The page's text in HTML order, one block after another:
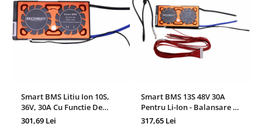
Smart BMS Litiu Ion 10S,
36V, 30A Cu Functie De
Balansare Pasiva,
301,69 Lei
Smart BMS 13S 48V 30A
Pentru Li-Ion - Balansare Si
Conectivitate Bluetooth
317,65 Lei